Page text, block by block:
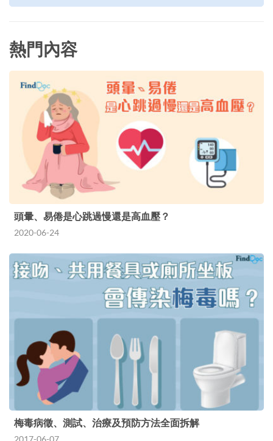
熱門內容
頭暈、易倦是心跳過慢還是高血壓？
2020-06-24
梅毒病徵、測試、治療及預防方法全面拆解